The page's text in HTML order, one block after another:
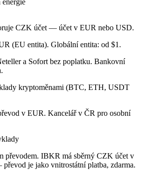
CZK účet — účet v EUR nebo USD.
(EU entita). Globální entita: od $1.
a Sofort bez poplatku. Bankovní
kryptoměnami (BTC, ETH, USDT
v EUR. Kancelář v ČR pro osobní
převodem. IBKR má sběrný CZK účet v
je jako vnitrostátní platba, zdarma.